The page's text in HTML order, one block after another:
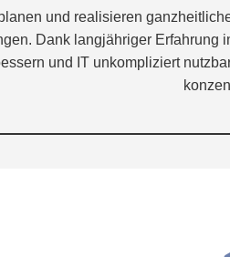
und realisieren
Dank langjähriger Erfahrung
und IT unkompliziert